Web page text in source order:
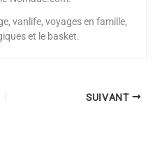
vanlife, voyages en famille,
et le basket.
SUIVANT